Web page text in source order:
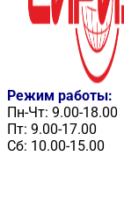
Режим работы:
Пн-Чт: 9.00-18.00
Пт: 9.00-17.00
Сб: 10.00-15.00